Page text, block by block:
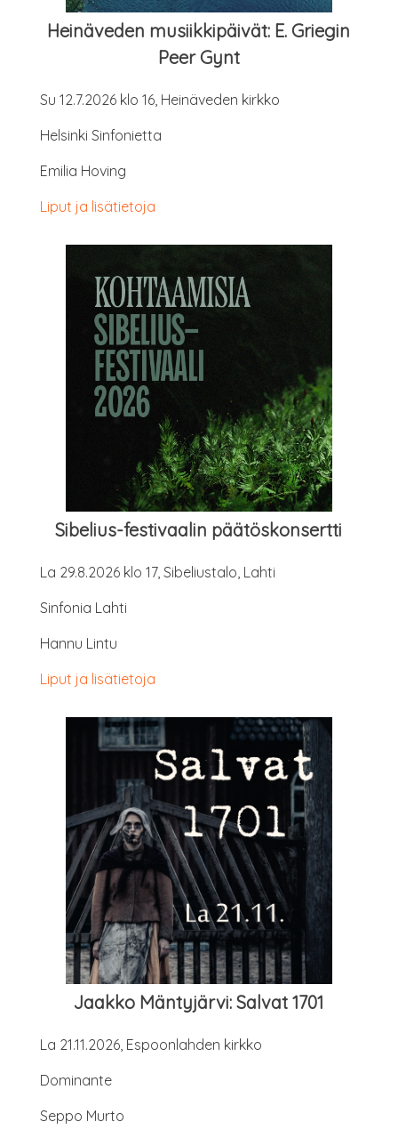
Hei­nä­ve­den musiik­ki­päi­vät: E. Grie­gin
Peer Gynt
Su 12.7.2026 klo 16, Hei­nä­ve­den kirkko
Hel­sin­ki Sinfonietta
Emi­lia Hoving
Liput ja lisätietoja
Sibe­lius-fes­ti­vaa­lin päätöskonsertti
La 29.8.2026 klo 17, Sibe­lius­ta­lo, Lahti
Sin­fo­nia Lahti
Han­nu Lintu
Liput ja lisätietoja
Jaak­ko Män­ty­jär­vi: Sal­vat 1701
La 21.11.2026, Espoon­lah­den kirkko
Domi­nan­te
Sep­po Murto